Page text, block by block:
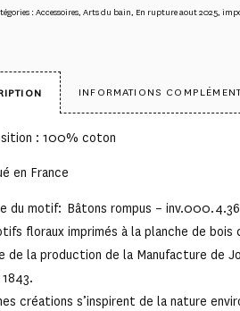
:Accessoires Arts du bain En rupture aout 2025
INFORMATIONS
: 100% coton
en France
du motif: Bâtons rompus –
floraux imprimés à la planche de
de la production de la Manufacture de
créations s’inspirent de la nature